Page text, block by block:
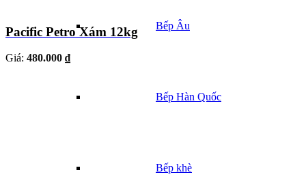
Bếp Âu
Bếp Hàn Quốc
Bếp khè
Pacific Petro Xám 12kg
Giá: 480.000 ₫